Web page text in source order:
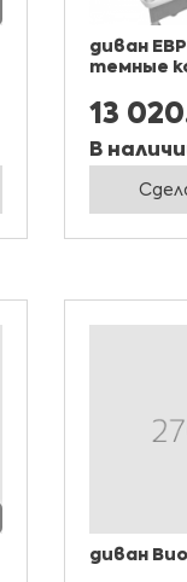
диван
темные
13
В
диван